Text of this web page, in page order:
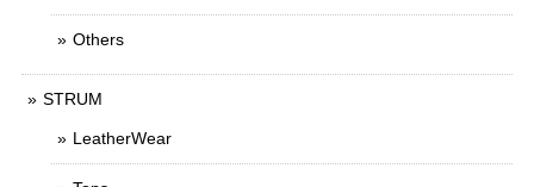
Others
STRUM
LeatherWear